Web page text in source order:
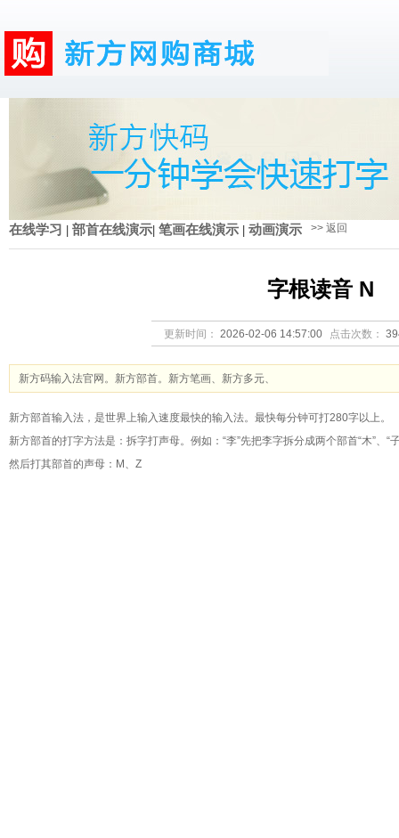
在线学习 | 部首在线演示| 笔画在线演示 | 动画演示 >> 返回
字根读音 N
更新时间： 2026-02-06 14:57:00 点击次数：
新方码输入法官网。新方部首。新方笔画、新方多元、
新方部首输入法 ，是世界上输入速度最快的输入法。最快每分钟可打280字以上。
新方部首的打字方法是：拆字打声母。例如：“李”先把李字拆分成两个部首“木”、“
然后打其部首的声母：M、Z